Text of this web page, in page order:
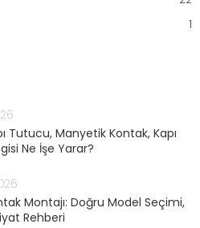
1
Tutucu, Manyetik Kontak, Kapı
Ne İşe Yarar?
Montajı: Doğru Model Seçimi,
Rehberi